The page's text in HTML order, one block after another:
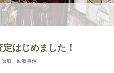
はじめました！
買取・回収事例